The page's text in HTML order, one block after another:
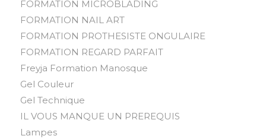
FORMATION MICROBLADING
FORMATION NAIL ART
FORMATION PROTHESISTE ONGULAIRE
FORMATION REGARD PARFAIT
Freyja Formation Manosque
Gel Couleur
Gel Technique
IL VOUS MANQUE UN PREREQUIS
Lampes